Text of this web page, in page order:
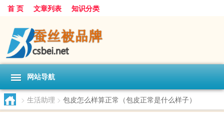
首 页 文章列表 知识分类
网站导航
> 生活助理 > 包皮怎么样算正常（包皮正常是什么样子）